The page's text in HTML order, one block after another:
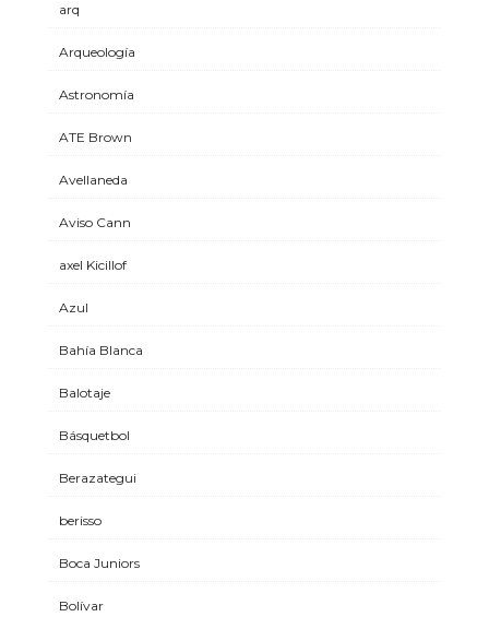
arq
Arqueología
Astronomía
ATE Brown
Avellaneda
Aviso Cann
axel Kicillof
Azul
Bahía Blanca
Balotaje
Básquetbol
Berazategui
berisso
Boca Juniors
Bolívar